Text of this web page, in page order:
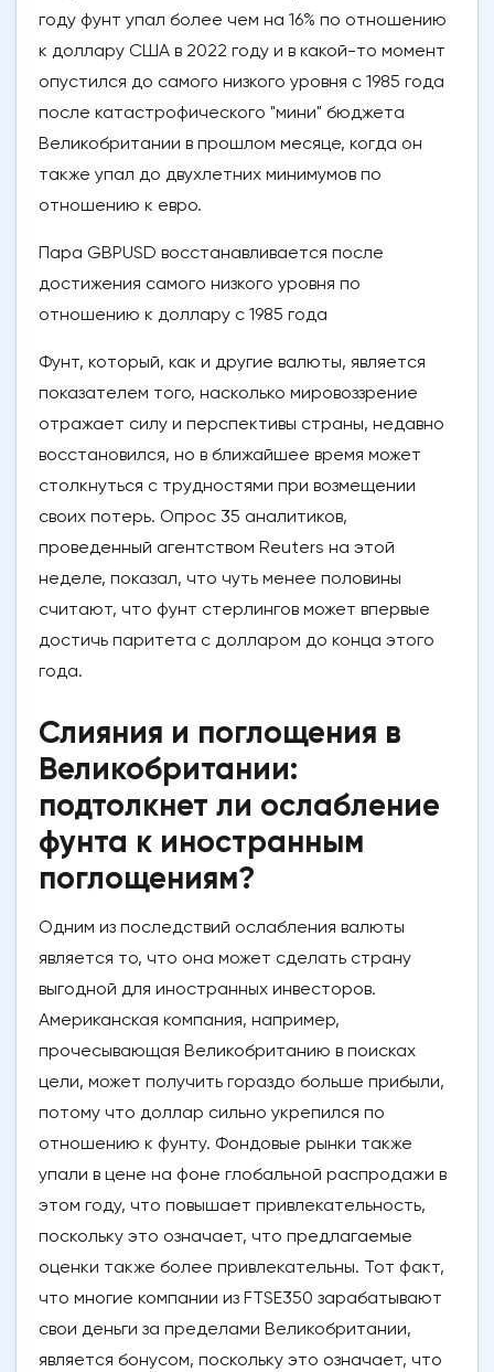
году фунт упал более чем на 16% по отношению
к доллару США в 2022 году и в какой-то момент
опустился до самого низкого уровня с 1985 года
после катастрофического "мини" бюджета
Великобритании в прошлом месяце, когда он
также упал до двухлетних минимумов по
отношению к евро.
Пара GBPUSD восстанавливается после
достижения самого низкого уровня по
отношению к доллару с 1985 года
Фунт, который, как и другие валюты, является
показателем того, насколько мировоззрение
отражает силу и перспективы страны, недавно
восстановился, но в ближайшее время может
столкнуться с трудностями при возмещении
своих потерь. Опрос 35 аналитиков,
проведенный агентством Reuters на этой
неделе, показал, что чуть менее половины
считают, что фунт стерлингов может впервые
достичь паритета с долларом до конца этого
года.
Слияния и поглощения в
Великобритании:
подтолкнет ли ослабление
фунта к иностранным
поглощениям?
Одним из последствий ослабления валюты
является то, что она может сделать страну
выгодной для иностранных инвесторов.
Американская компания, например,
прочесывающая Великобританию в поисках
цели, может получить гораздо больше прибыли,
потому что доллар сильно укрепился по
отношению к фунту. Фондовые рынки также
упали в цене на фоне глобальной распродажи в
этом году, что повышает привлекательность,
поскольку это означает, что предлагаемые
оценки также более привлекательны. Тот факт,
что многие компании из FTSE350 зарабатывают
свои деньги за пределами Великобритании,
является бонусом, поскольку это означает, что